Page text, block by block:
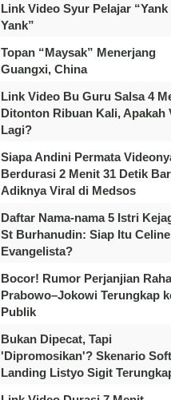
Link Video Syur Pelajar “Yank
Yank”
Topan “Maysak” Menerjang
Guangxi, China
Link Video Bu Guru Salsa 4
Ditonton Ribuan Kali, Apakah
Lagi?
Siapa Andini Permata
Berdurasi 2 Menit 31 Detik
Adiknya Viral di Medsos
Daftar Nama-nama 5 Istri
St Burhanudin: Siap Itu Celine
Evangelista?
Bocor! Rumor Perjanjian
Prabowo–Jokowi Terungkap
Publik
Bukan Dipecat, Tapi
'Dipromosikan'? Skenario Soft
Landing Listyo Sigit